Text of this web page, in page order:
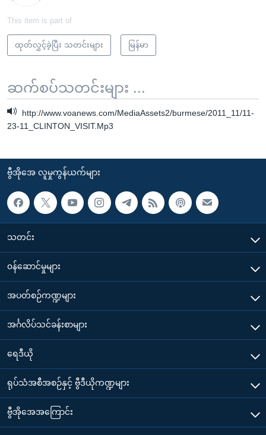
This item is part of
ထုတ်လွှင့်ခဲ့ပြီး သတင်းများ မြန်မာ
ဆက်စပ်သတင်းများ ...
http://www.voanews.com/MediaAssets2/burmese/2011_11/11-
23-11_CLINTON_VISIT.Mp3
ဗွီအိုအေ လူမှုကွန်ယက်များ
သတင်း
၀န်ဆောင်မှုများ
အပတ်စဉ်ကဏ္ဍများ
အင်္ဂလိပ်သင်ခန်းစာများ
ရေဒီယို
ရုပ်သံအစီအစဉ်နှင့် ဗွီဒီယိုကဏ္ဍများ
ဗွီအိုအေအကြောင်း